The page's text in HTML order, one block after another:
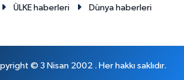
ÜLKE haberleri Dünya haberleri
© 3 Nisan 2002 . Her hakkı saklıdır.